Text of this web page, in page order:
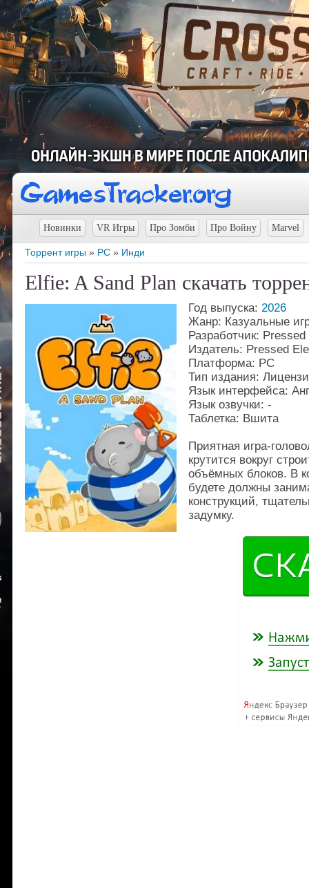
Новинки VR Игры Про Зомби Про Войну Marvel
Торрент игры » PC » Инди
Elfie: A Sand Plan скачать
Год выпуска: 2026
Жанр: Казуальные
Разработчик:
Издатель: Pressed
Платформа: PC
Тип издания:
Язык интерфейса:
Язык озвучки: -
Таблетка: Вшита
Приятная игра-
крутится вокруг
объёмных блоков. В
будете должны
конструкций,
задумку.